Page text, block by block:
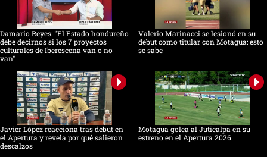
seconds
Damario Reyes: "El Estado hondureño
debe decirnos si los 7 proyectos
culturales de Iberescena van o no
van"
Valerio Marinacci se lesionó en su
debut como titular con Motagua: esto
se sabe
Javier López reacciona tras debut en
el Apertura y revela por qué salieron
descalzos
Motagua golea al Juticalpa en su
estreno en el Apertura 2026